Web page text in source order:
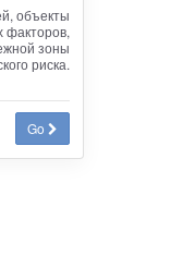
объекты
факторов,
зоны
риска.
Go